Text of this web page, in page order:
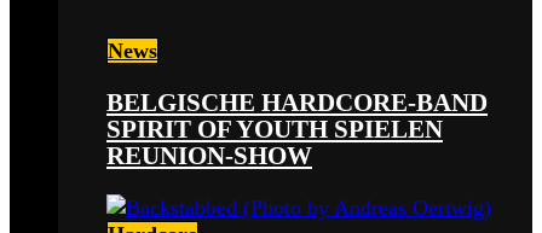
News
BELGISCHE HARDCORE-BAND
SPIRIT OF YOUTH SPIELEN
REUNION-SHOW